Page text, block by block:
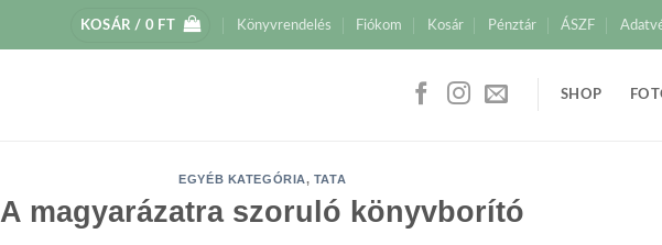
KOSÁR / 0 FT Könyvrendelés Fiókom Kosár Pénztár ÁSZF
SHOP
EGYÉB KATEGÓRIA, TATA
A magyarázatra szoruló könyvborító